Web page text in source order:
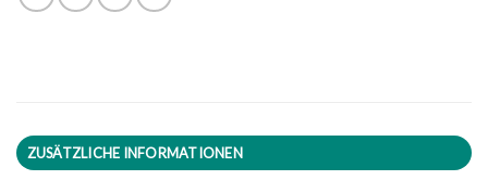
ZUSÄTZLICHE INFORMATIONEN